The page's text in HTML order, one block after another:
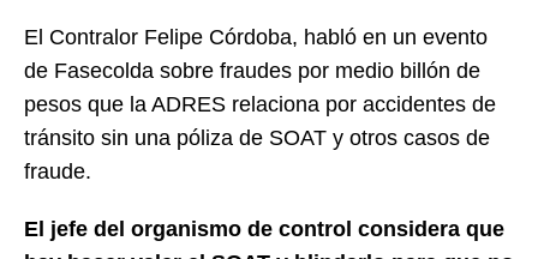
El Contralor Felipe Córdoba, habló en un evento
de Fasecolda sobre fraudes por medio billón de
pesos que la ADRES relaciona por accidentes de
tránsito sin una póliza de SOAT y otros casos de
fraude.
El jefe del organismo de control considera que